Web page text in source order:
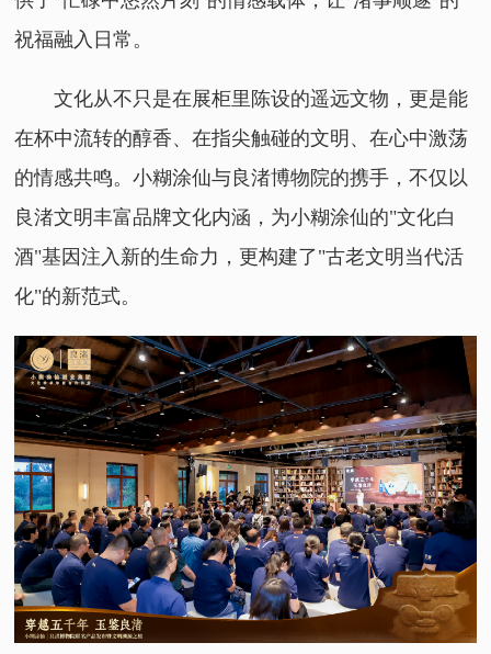
祝福融入日常。
文化从不只是在展柜里陈设的遥远文物，更是能
在杯中流转的醇香、在指尖触碰的文明、在心中激荡
的情感共鸣。小糊涂仙与良渚博物院的携手，不仅以
良渚文明丰富品牌文化内涵，为小糊涂仙的"文化白
酒"基因注入新的生命力，更构建了"古老文明当代活
化"的新范式。